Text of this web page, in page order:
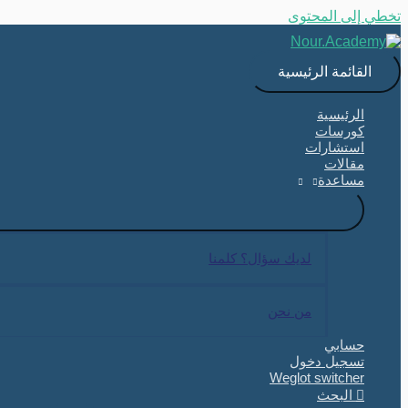
تخطي إلى المحتوى
القائمة الرئيسية
الرئيسية
كورسات
استشارات
مقالات
مساعدة
لديك سؤال؟ كلمنا
من نحن
حسابي
تسجيل دخول
Weglot switcher
البحث